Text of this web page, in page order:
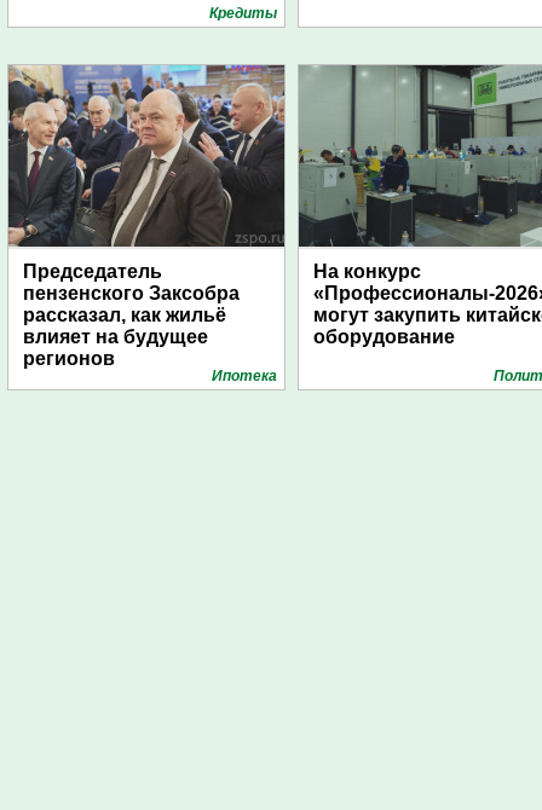
Кредиты
Председатель
пензенского Заксобра
рассказал, как жильё
влияет на будущее
регионов
Ипотека
На конкурс
«Профессионалы-
могут закупить
оборудование